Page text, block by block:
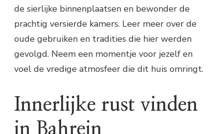
de sierlijke binnenplaatsen en bewonder de
prachtig versierde kamers. Leer meer over de
oude gebruiken en tradities die hier werden
gevolgd. Neem een momentje voor jezelf en
voel de vredige atmosfeer die dit huis omringt.
Innerlijke rust vinden
in Bahrein